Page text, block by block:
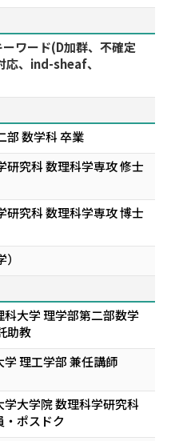
ワード(D加群、不確定
、ind-sheaf、
部 数学科 卒業
研究科 数理科学専攻 修士
研究科 数理科学専攻 博士
科大学 理学部第二部数学
助教
学 理工学部 兼任講師
学大学院 数理科学研究科
・ポスドク